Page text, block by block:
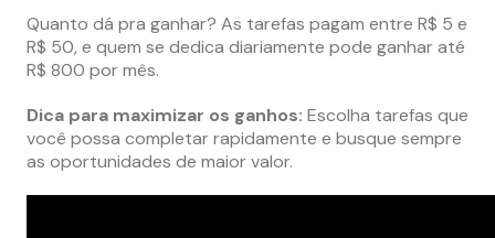
Quanto dá pra ganhar? As tarefas pagam entre R$ 5 e
R$ 50, e quem se dedica diariamente pode ganhar até
R$ 800 por mês.
Dica para maximizar os ganhos: Escolha tarefas que
você possa completar rapidamente e busque sempre
as oportunidades de maior valor.